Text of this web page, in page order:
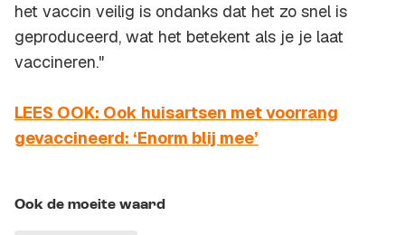
het vaccin veilig is ondanks dat het zo snel is
geproduceerd, wat het betekent als je je laat
vaccineren."
LEES OOK: Ook huisartsen met voorrang
gevaccineerd: ‘Enorm blij mee’
Ook de moeite waard